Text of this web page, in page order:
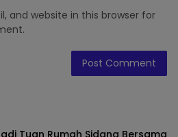
and website in this browser for